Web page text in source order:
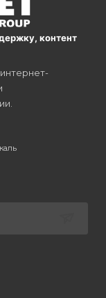
контент